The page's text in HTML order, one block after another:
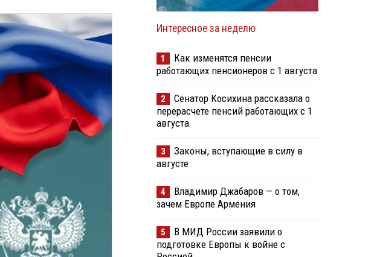
Интересное за неделю
1
Как изменятся пенсии
работающих пенсионеров с 1 августа
2
Сенатор Косихина рассказала о
перерасчете пенсий работающих с 1
августа
3
Законы, вступающие в силу в
августе
4
Владимир Джабаров — о том,
зачем Европе Армения
5
В МИД России заявили о
подготовке Европы к войне с